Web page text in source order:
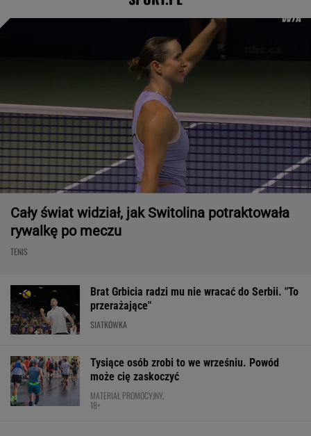
Cały świat widział, jak Switolina potraktowała
rywalkę po meczu
TENIS
Brat Grbicia radzi mu nie wracać do Serbii. "To
przerażające"
SIATKÓWKA
Tysiące osób zrobi to we wrześniu. Powód
może cię zaskoczyć
MATERIAŁ PROMOCYJNY,
18+